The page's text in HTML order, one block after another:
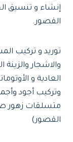
إنشاء و تنسيق
القصور.
توريد و تركيب
والاشجار
العادية و
وتركيب أجود
متسلقات زهور
القصور)